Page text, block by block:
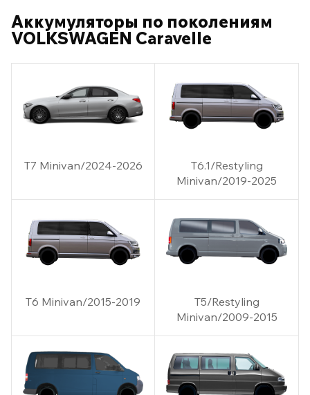
Аккумуляторы по поколениям
VOLKSWAGEN Caravelle
T7 Minivan/2024-2026
T6.1/Restyling
Minivan/2019-2025
T6 Minivan/2015-2019
T5/Restyling
Minivan/2009-2015